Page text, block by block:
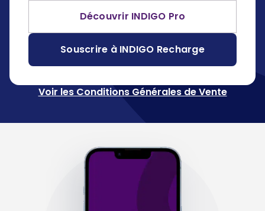
Découvrir INDIGO Pro
Souscrire à INDIGO Recharge
Voir les Conditions Générales de Vente